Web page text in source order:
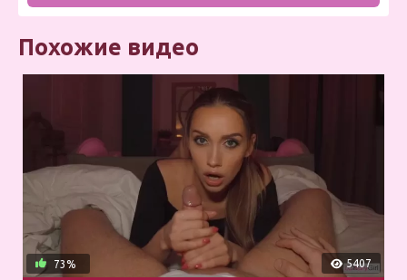
Похожие видео
5407
73%